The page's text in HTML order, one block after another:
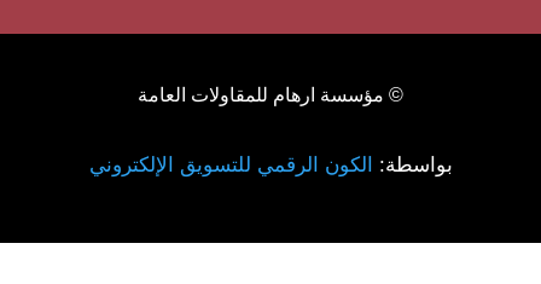
© مؤسسة ارهام للمقاولات العامة
بواسطة: الكون الرقمي للتسويق الإلكتروني